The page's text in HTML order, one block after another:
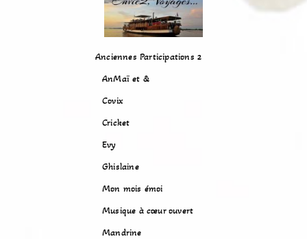
Anciennes Participations 2
AnMaï et &
Covix
Cricket
Evy
Ghislaine
Mon mois émoi
Musique à cœur ouvert
Mandrine